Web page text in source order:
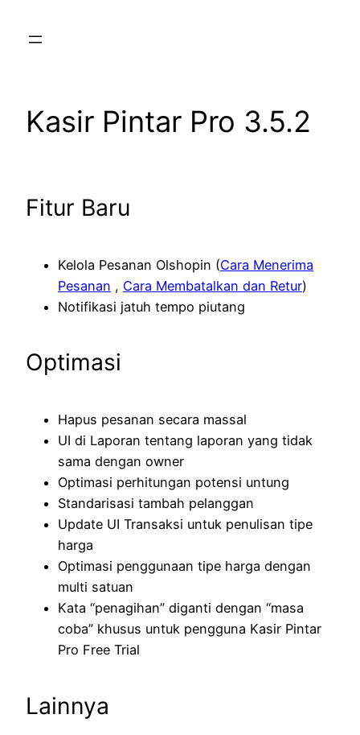
Kasir Pintar Pro 3.5.2
Fitur Baru
Kelola Pesanan Olshopin (Cara Menerima
Pesanan , Cara Membatalkan dan Retur)
Notifikasi jatuh tempo piutang
Optimasi
Hapus pesanan secara massal
UI di Laporan tentang laporan yang tidak
sama dengan owner
Optimasi perhitungan potensi untung
Standarisasi tambah pelanggan
Update UI Transaksi untuk penulisan tipe
harga
Optimasi penggunaan tipe harga dengan
multi satuan
Kata “penagihan” diganti dengan “masa
coba” khusus untuk pengguna Kasir Pintar
Pro Free Trial
Lainnya